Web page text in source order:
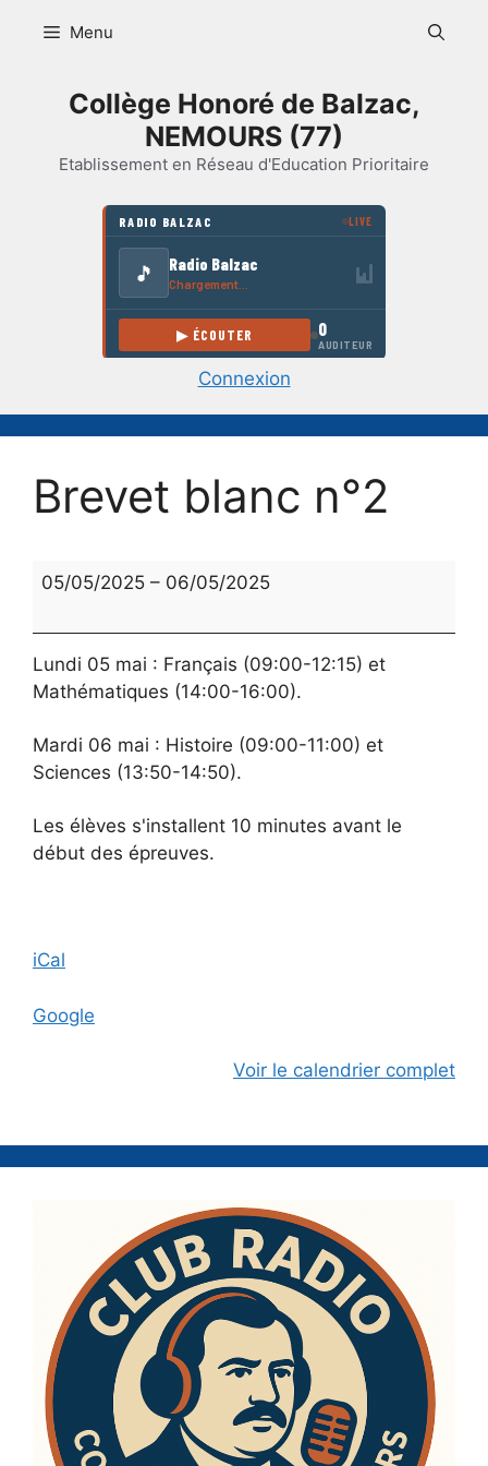
Menu
Collège Honoré de Balzac,
NEMOURS (77)
Etablissement en Réseau d'Education Prioritaire
Connexion
Brevet blanc n°2
Brevet
05/05/2025 – 06/05/2025
Lundi 05 mai : Français (09:00-12:15) et
Mathématiques (14:00-16:00).
Mardi 06 mai : Histoire (09:00-11:00) et
Sciences (13:50-14:50).
Les élèves s'installent 10 minutes avant le
début des épreuves.
iCal
Google
Voir le calendrier complet